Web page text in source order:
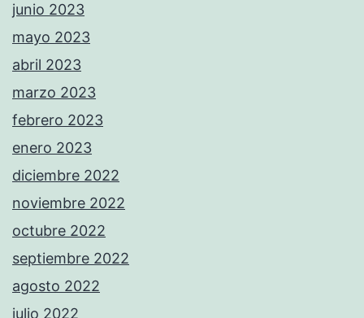
junio 2023
mayo 2023
abril 2023
marzo 2023
febrero 2023
enero 2023
diciembre 2022
noviembre 2022
octubre 2022
septiembre 2022
agosto 2022
julio 2022